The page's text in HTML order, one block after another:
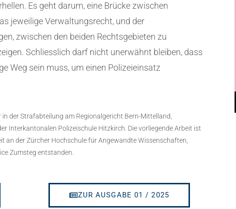
Es geht darum, eine Brücke zwischen
jeweilige Verwaltungsrecht, und der
zwischen den beiden Rechtsgebieten zu
Schliesslich darf nicht unerwähnt bleiben, dass
Weg sein muss, um einen Polizeieinsatz
in der Strafabteilung am Regionalgericht Bern-Mittelland,
Interkantonalen Polizeischule Hitzkirch. Die vorliegende Arbeit ist
an der Zürcher Hochschule für Angewandte Wissenschaften,
Zumsteg entstanden.
ZUR AUSGABE 01 / 2025